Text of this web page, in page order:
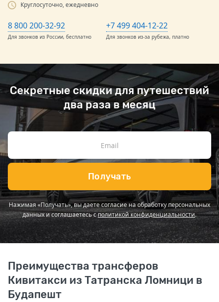
Круглосуточно, ежедневно
8 800 200-32-92
Для звонков из России, бесплатно
+7 499 404-12-22
Для звонков из-за рубежа, платно
Секретные скидки для путешествий
два раза в месяц
Получать
Нажимая «Получать», вы даете согласие на обработку персональных
данных и соглашаетесь сполитикой конфиденциальности.
Преимущества трансферов
Кивитакси из Татранска Ломници в
Будапешт